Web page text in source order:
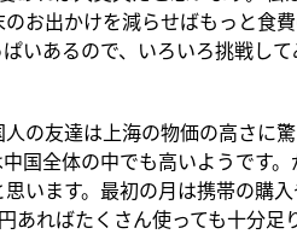
お出かけを減らせばもっと食
いあるので、いろいろ挑戦し
の友達は上海の物価の高さに
国全体の中でも高いようです。
います。最初の月は携帯の購
あればたくさん使っても十分足